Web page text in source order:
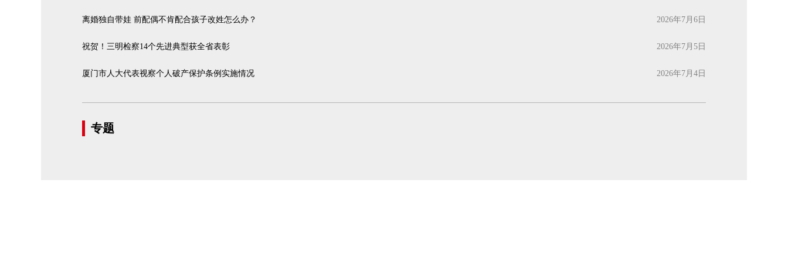
离婚独自带娃 前配偶不肯配合孩子改姓怎么办？ 2026年7月6日
祝贺！三明检察14个先进典型获全省表彰 2026年7月5日
厦门市人大代表视察个人破产保护条例实施情况 2026年7月4日
专题